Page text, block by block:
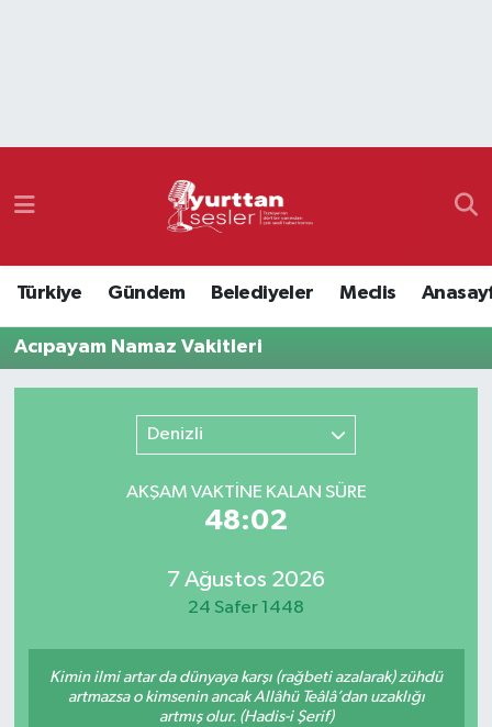
Türkiye Gündem Belediyeler Meclis
Acıpayam Namaz Vakitleri
Denizli
AKŞAM VAKTİNE KALAN SÜRE
48:02
7 Ağustos 2026
24 Safer 1448
Kimin ilmi artar da dünyaya karşı (rağbeti azalarak) zühdü
artmazsa o kimsenin ancak Allâhü Teâlâ’dan uzaklığı
artmış olur. (Hadis-i Şerif)
Namaz Vakitleri
Süper Lig Puan Durumu ve Fikstür
Son Dakika Haberleri